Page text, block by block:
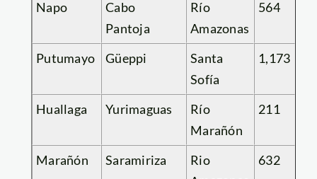
Napo
Cabo
Pantoja
Río
Amazonas
564
Putumayo Güeppi
Santa
Sofía
1,173
Huallaga Yurimaguas
Río
Marañón
211
Marañón Saramiriza
Rio
632